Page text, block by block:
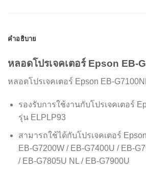
คำอธิบาย
หลอดโปรเจคเตอร์ Epson EB-
หลอดโปรเจคเตอร์ Epson EB-
รองรับการใช้งานกับโปรเจคเตอร์
รุ่น ELPLP93
สามารถใช้ได้กับโปรเจคเตอร์
EB-G7200W / EB-G7400U / EB-
/ EB-G7805U NL / EB-G7900U